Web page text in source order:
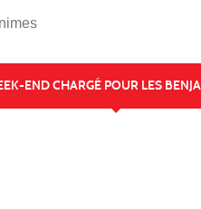
END CHARGÉ POUR LES